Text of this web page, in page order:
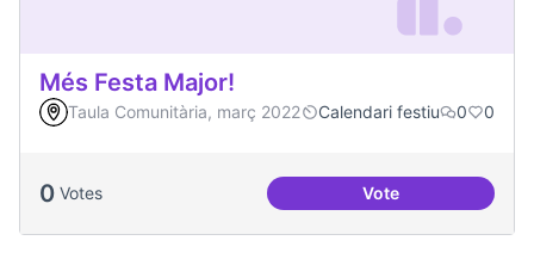
Més Festa Major!
Taula Comunitària, març 2022 Calendari festiu 0 0
0 Votes VoteMés Festa Major!